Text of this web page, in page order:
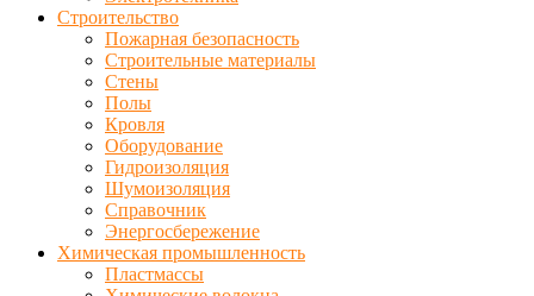
Строительство
Пожарная безопасность
Строительные материалы
Стены
Полы
Кровля
Оборудование
Гидроизоляция
Шумоизоляция
Справочник
Энергосбережение
Химическая промышленность
Пластмассы